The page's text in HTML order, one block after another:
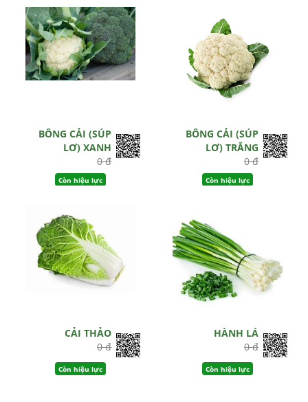
BÔNG CẢI (SÚP
LƠ) XANH
0 đ
Còn hiệu lực
BÔNG CẢI (SÚP
LƠ) TRẮNG
0 đ
Còn hiệu lực
CẢI THẢO
0 đ
Còn hiệu lực
HÀNH LÁ
0 đ
Còn hiệu lực